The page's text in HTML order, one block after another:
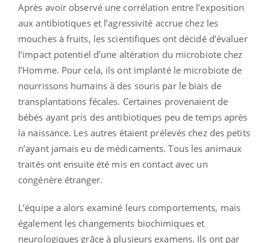
Après avoir observé une corrélation entre l’exposition
aux antibiotiques et l’agressivité accrue chez les
mouches à fruits, les scientifiques ont décidé d’évaluer
l’impact potentiel d’une altération du microbiote chez
l’Homme. Pour cela, ils ont implanté le microbiote de
nourrissons humains à des souris par le biais de
transplantations fécales. Certaines provenaient de
bébés ayant pris des antibiotiques peu de temps après
la naissance. Les autres étaient prélevés chez des petits
n’ayant jamais eu de médicaments. Tous les animaux
traités ont ensuite été mis en contact avec un
congénère étranger.
L’équipe a alors examiné leurs comportements, mais
également les changements biochimiques et
neurologiques grâce à plusieurs examens. Ils ont par